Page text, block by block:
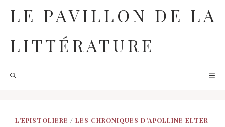
contenu
LE PAVILLON DE LA
LITTÉRATURE
L'EPISTOLIERE /LES CHRONIQUES D'APOLLINE ELTER